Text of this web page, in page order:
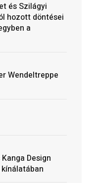
és Szilágyi
hozott döntései
a
Wendeltreppe
Design
kínálatában